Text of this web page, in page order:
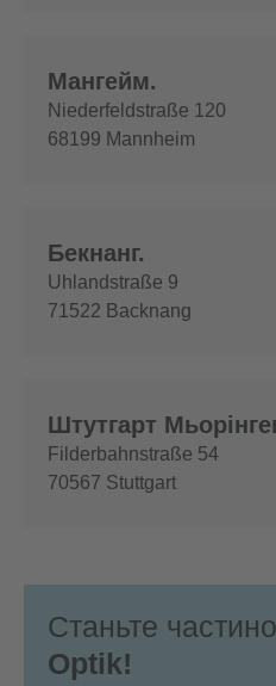
Мангейм.
Niederfeldstraße 120
68199 Mannheim
Бекнанг.
Uhlandstraße 9
71522 Backnang
Штутгарт
Filderbahnstraße 54
70567 Stuttgart
Станьте
Optik!